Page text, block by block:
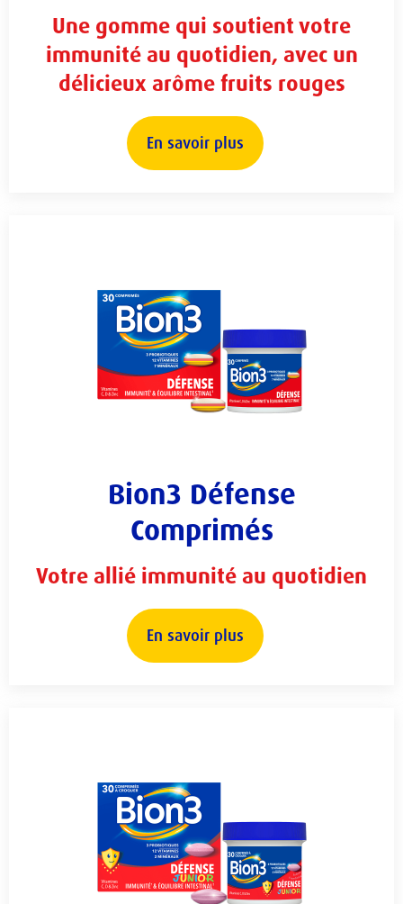
Une gomme qui soutient votre
immunité au quotidien, avec un
délicieux arôme fruits rouges
En savoir plus
Bion3 Défense
Comprimés
Votre allié immunité au quotidien
En savoir plus